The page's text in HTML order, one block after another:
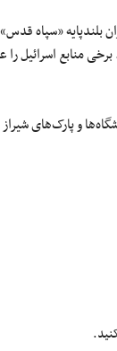
بلندپایه «سپاه
منابع اسرائیل
و پارک‌های شیراز